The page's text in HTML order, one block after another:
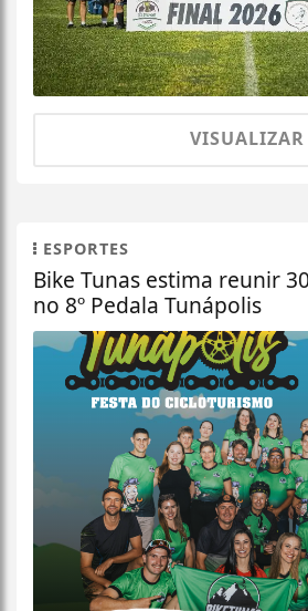
VISUALIZAR
ESPORTES
Bike Tunas estima reunir
no 8º Pedala Tunápolis